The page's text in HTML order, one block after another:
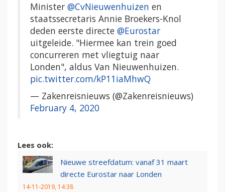
Minister @CvNieuwenhuizen en
staatssecretaris Annie Broekers-Knol
deden eerste directe @Eurostar
uitgeleide. "Hiermee kan trein goed
concurreren met vliegtuig naar
Londen", aldus Van Nieuwenhuizen.
pic.twitter.com/kP11iaMhwQ
— Zakenreisnieuws (@Zakenreisnieuws)
February 4, 2020
Lees ook:
Nieuwe streefdatum: vanaf 31 maart
directe Eurostar naar Londen
14-11-2019, 14:38